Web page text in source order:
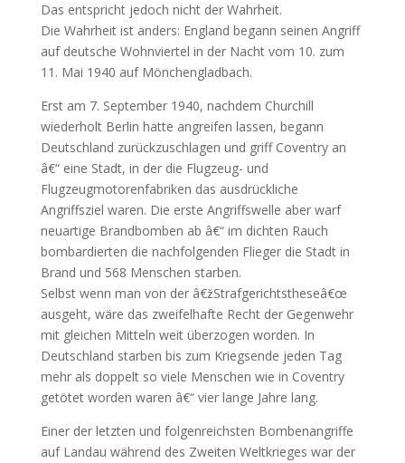
Das entspricht jedoch nicht der Wahrheit.
Die Wahrheit ist anders: England begann seinen Angriff
auf deutsche Wohnviertel in der Nacht vom 10. zum
11. Mai 1940 auf Mönchengladbach.
Erst am 7. September 1940, nachdem Churchill
wiederholt Berlin hatte angreifen lassen, begann
Deutschland zurückzuschlagen und griff Coventry an
â€“ eine Stadt, in der die Flugzeug- und
Flugzeugmotorenfabriken das ausdrückliche
Angriffsziel waren. Die erste Angriffswelle aber warf
neuartige Brandbomben ab â€“ im dichten Rauch
bombardierten die nachfolgenden Flieger die Stadt in
Brand und 568 Menschen starben.
Selbst wenn man von der â€žStrafgerichtstheseâ€œ
ausgeht, wäre das zweifelhafte Recht der Gegenwehr
mit gleichen Mitteln weit überzogen worden. In
Deutschland starben bis zum Kriegsende jeden Tag
mehr als doppelt so viele Menschen wie in Coventry
getötet worden waren â€“ vier lange Jahre lang.
Einer der letzten und folgenreichsten Bombenangriffe
auf Landau während des Zweiten Weltkrieges war der